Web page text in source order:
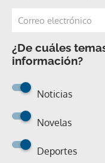
¿De cuáles
información?
Noticias
Novelas
Deportes